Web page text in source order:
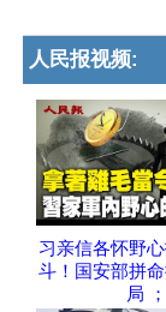
人民报视频:
习亲信各怀野
斗！国安部拼
局 ；